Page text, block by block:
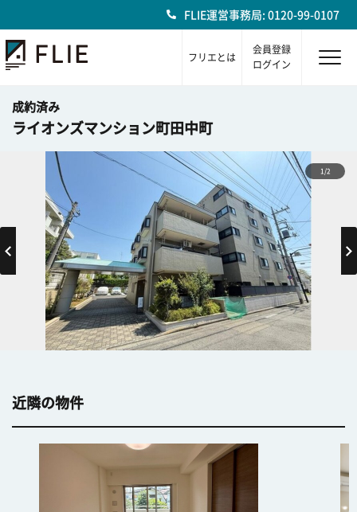
FLIE運営事務局: 0120-99-0107
フリエとは
会員登録
ログイン
成約済み
ライオンズマンション町田中町
1/2
近隣の物件